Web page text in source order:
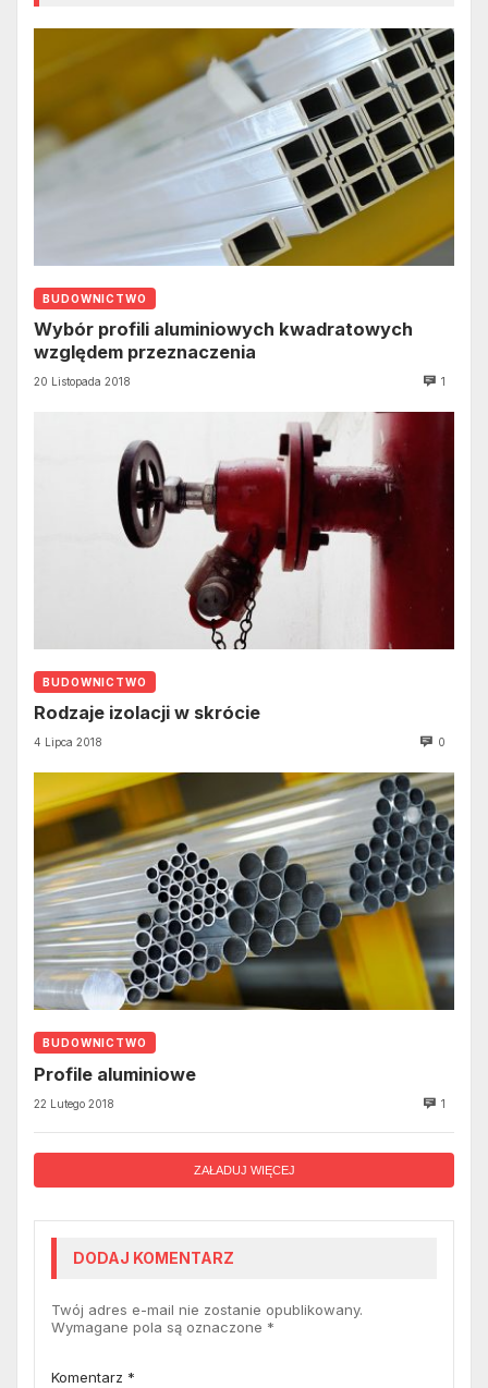
BUDOWNICTWO
Wybór profili aluminiowych kwadratowych
względem przeznaczenia
20 Listopada 2018 1
BUDOWNICTWO
Rodzaje izolacji w skrócie
4 Lipca 2018 0
BUDOWNICTWO
Profile aluminiowe
22 Lutego 2018 1
ZAŁADUJ WIĘCEJ
DODAJ KOMENTARZ
Twój adres e-mail nie zostanie opublikowany.
Wymagane pola są oznaczone *
Komentarz *